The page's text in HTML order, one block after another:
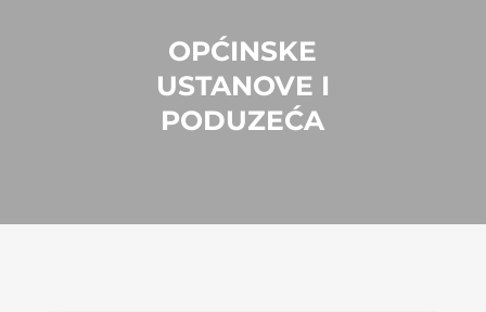
OPĆINSKE
USTANOVE I
PODUZEĆA